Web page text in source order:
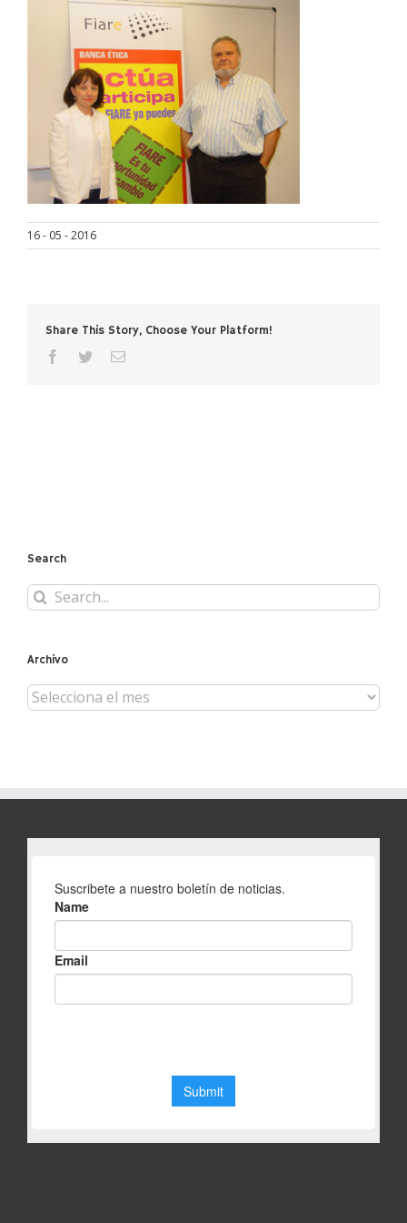
16 - 05 - 2016
Share This Story, Choose Your Platform!
facebooktwitterEmail
Search
Search
for:
Archivo
Archivo